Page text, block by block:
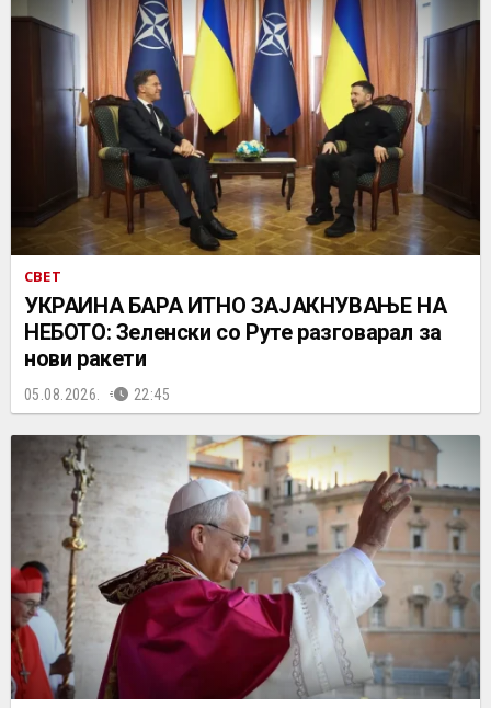
СВЕТ
УКРАИНА БАРА ИТНО ЗАЈАКНУВАЊЕ НА
НЕБОТО: Зеленски со Руте разговарал за
нови ракети
05.08.2026. 22:45